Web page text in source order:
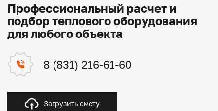
Профессиональный расчет и
подбор теплового оборудования
для любого объекта
8 (831) 216-61-60
Загрузить смету